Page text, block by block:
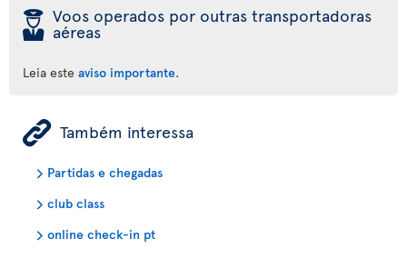
þ Voos operados por outras transportadoras
aéreas
Leia este aviso importante.
ÿ Também interessa
Partidas e chegadas
club class
online check-in pt